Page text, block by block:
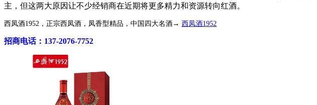
主，但这两大原因让不少经销商在近期将更多精力和资源转向红酒。
西凤酒1952，正宗西凤酒，凤香型精品，中国四大名酒→ 西凤酒1952
招商电话：137-2076-7752